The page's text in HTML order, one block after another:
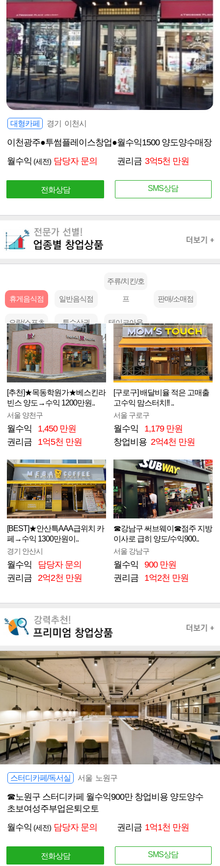
대형카페 경기 이천시
이천광주●투썸플레이스창업●월수익1500 양도양수매장
월수익 (세전) 담당자 문의 권리금 3억5천 만원
전화상담 SMS상담
휴게음식점 일반음식점
주류/치킨/호
프 판매/소매점
오락/스포츠 특수상권 테이크아웃
[추천]★목동학원가★베스킨라
빈스 양도→수익 1200만원..
서울 양천구
월수익
1,450 만원
권리금 1억5천 만원
[구로구] 배달비율 적은 고매출
고수익 맘스터치!! ..
서울 구로구
월수익
1,179 만원
창업비용 2억4천 만원
[BEST]★안산특AAA급위치 카
페→수익 1300만원이..
경기 안산시
월수익
담당자 문의
권리금 2억2천 만원
☎강남구 써브웨이☎점주 지방
이사로 급히 양도/수익900..
서울 강남구
월수익
900 만원
권리금 1억2천 만원
스터디카페/독서실 서울 노원구
☎노원구 스터디카페 월수익900만 창업비용 양도양수
초보여성주부업은퇴오토
월수익 (세전) 담당자 문의 권리금 1억1천 만원
전화상담 SMS상담